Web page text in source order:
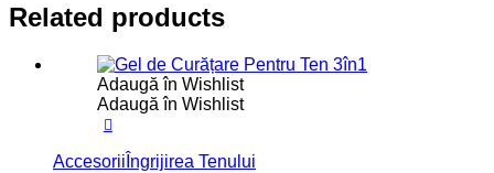
Related products
Adaugă în Wishlist
Adaugă în Wishlist
Accesorii Îngrijirea Tenului